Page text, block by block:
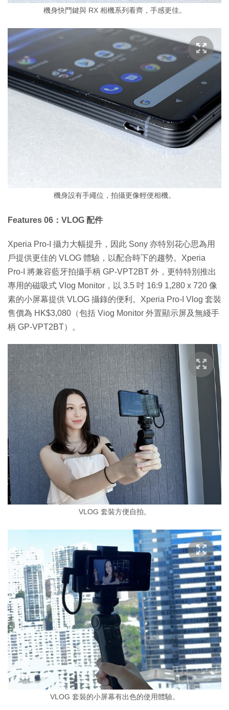
機身快門鍵與 RX 相機系列看齊，手感更佳。
機身設有手繩位，拍攝更像輕便相機。
Features 06：VLOG 配件
Xperia Pro-I 攝力大幅提升，因此 Sony 亦特別花心思為用
戶提供更佳的 VLOG 體驗，以配合時下的趨勢。Xperia
Pro-I 將兼容藍牙拍攝手柄 GP-VPT2BT 外，更特特別推出
專用的磁吸式 Vlog Monitor，以 3.5 吋 16:9 1,280 x 720 像
素的小屏幕提供 VLOG 攝錄的便利。Xperia Pro-I Vlog 套裝
售價為 HK$3,080（包括 Viog Monitor 外置顯示屏及無綫手
柄 GP-VPT2BT）。
VLOG 套裝方便自拍。
VLOG 套裝的小屏幕有出色的使用體驗。